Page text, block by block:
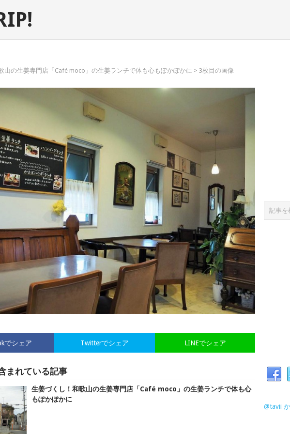
山の生姜専門店「Café moco」の生姜ランチで体も心もぽかぽかに > 3枚目の画像
でシェア LINEでシェア
Twitterでシェア
まれている記事
生姜づくし！和歌山の生姜専門店「Café moco」の生姜ランチで体も心
もぽかぽかに
@tavii